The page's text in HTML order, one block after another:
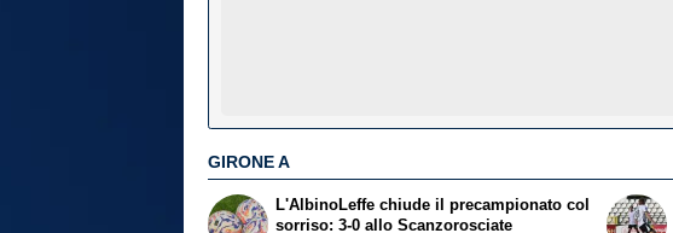
GIRONE A
L'AlbinoLeffe chiude il precampionato col
sorriso: 3-0 allo Scanzorosciate